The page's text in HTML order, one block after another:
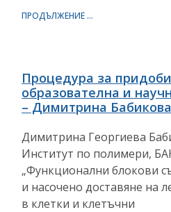
ПРОДЪЛЖЕНИЕ ...
Процедура за
образователна и
– Димитрина Бабикова
Димитрина Георгиева
Институт по полимери,
„Функционални блокови
и насочено доставяне на
в клетки и клетъчни